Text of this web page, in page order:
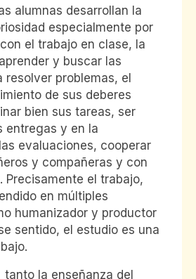
alumnas desarrollan la
especialmente por
el trabajo en clase, la
y buscar las
problemas, el
de sus deberes
bien sus tareas, ser
entregas y en la
evaluaciones, cooperar
y compañeras y con
Precisamente el trabajo,
en múltiples
humanizador y productor
sentido, el estudio es una
la enseñanza del